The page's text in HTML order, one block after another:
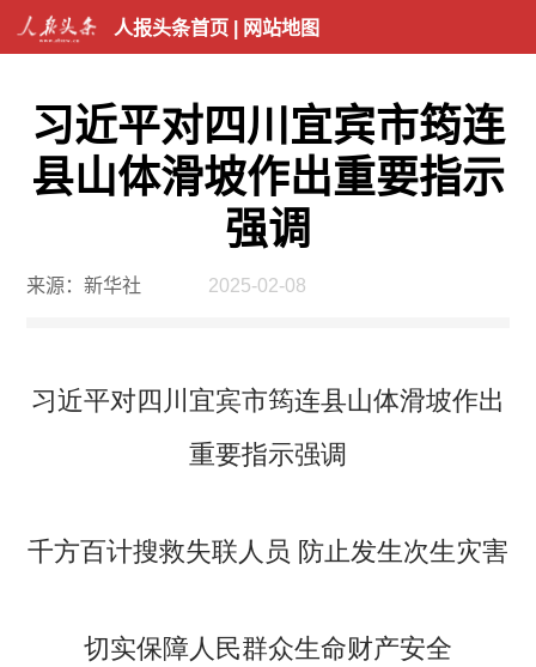
人报头条首页| 网站地图
习近平对四川宜宾市筠连
县山体滑坡作出重要指示
强调
来源：新华社 2025-02-08
习近平对四川宜宾市筠连县山体滑坡作出
重要指示强调
千方百计搜救失联人员 防止发生次生灾害
切实保障人民群众生命财产安全